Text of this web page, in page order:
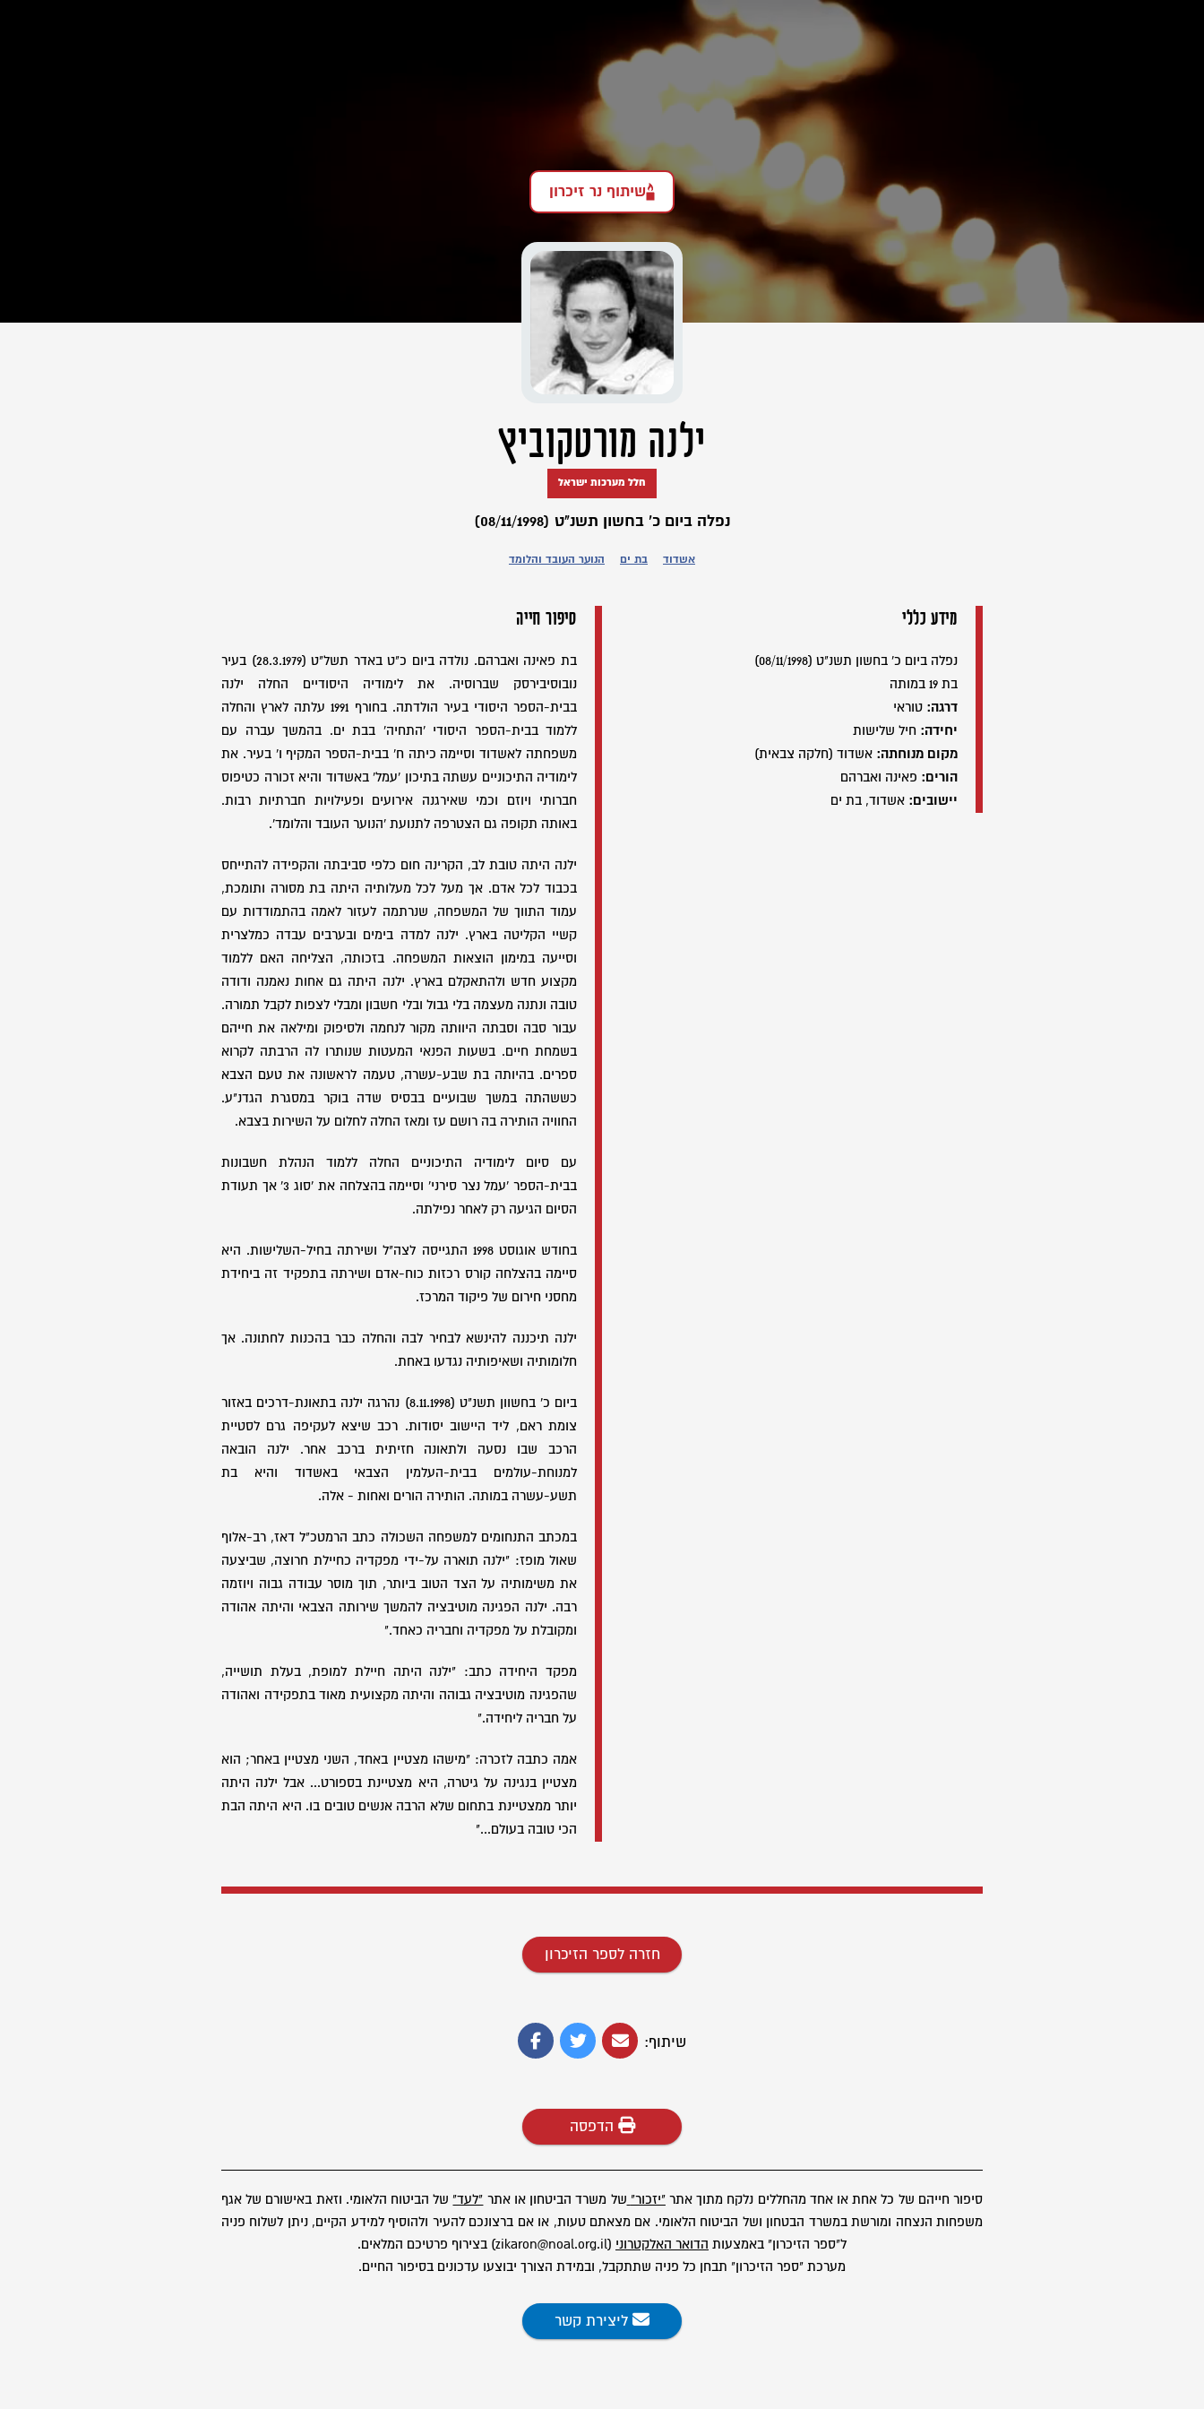
שיתוף נר זיכרון
ילנה מורטקוביץ
חלל מערכות ישראל
נפלה ביום כ' בחשון תשנ"ט (08/11/1998)
אשדוד בת ים הנוער העובד והלומד
מידע כללי
נפלה ביום כ' בחשון תשנ"ט (08/11/1998)
בת 19 במותה
דרגה: טוראי
יחידה: חיל שלישות
מקום מנוחתה: אשדוד (חלקה צבאית)
הורים: פאינה ואברהם
יישובים: אשדוד, בת ים
סיפור חייה
בת פאינה ואברהם. נולדה ביום כ"ט באדר תשל"ט (28.3.1979) בעיר
נובוסיבירסק שברוסיה. את לימודיה היסודיים החלה ילנה
בבית-הספר היסודי בעיר הולדתה. בחורף 1991 עלתה לארץ והחלה
ללמוד בבית-הספר היסודי 'התחיה' בבת ים. בהמשך עברה עם
משפחתה לאשדוד וסיימה כיתה ח' בבית-הספר המקיף ו' בעיר. את
לימודיה התיכוניים עשתה בתיכון 'עמל' באשדוד והיא זכורה כטיפוס
חברותי ויוזם וכמי שאירגנה אירועים ופעילויות חברתיות רבות.
באותה תקופה גם הצטרפה לתנועת 'הנוער העובד והלומד'.
ילנה היתה טובת לב, הקרינה חום כלפי סביבתה והקפידה להתייחס
בכבוד לכל אדם. אך מעל לכל מעלותיה היתה בת מסורה ותומכת,
עמוד התווך של המשפחה, שנרתמה לעזור לאמה בהתמודדות עם
קשיי הקליטה בארץ. ילנה למדה בימים ובערבים עבדה כמלצרית
וסייעה במימון הוצאות המשפחה. בזכותה, הצליחה האם ללמוד
מקצוע חדש ולהתאקלם בארץ. ילנה היתה גם אחות נאמנה ודודה
טובה ונתנה מעצמה בלי גבול ובלי חשבון ומבלי לצפות לקבל תמורה.
עבור סבה וסבתה היוותה מקור לנחמה ולסיפוק ומילאה את חייהם
בשמחת חיים. בשעות הפנאי המעטות שנותרו לה הרבתה לקרוא
ספרים. בהיותה בת שבע-עשרה, טעמה לראשונה את טעם הצבא
כששהתה במשך שבועיים בבסיס שדה בוקר במסגרת הגדנ"ע.
החוויה הותירה בה רושם עז ומאז החלה לחלום על השירות בצבא.
עם סיום לימודיה התיכוניים החלה ללמוד הנהלת חשבונות
בבית-הספר 'עמל נצר סירני' וסיימה בהצלחה את 'סוג 3' אך תעודת
הסיום הגיעה רק לאחר נפילתה.
בחודש אוגוסט 1998 התגייסה לצה"ל ושירתה בחיל-השלישות. היא
סיימה בהצלחה קורס רכזות כוח-אדם ושירתה בתפקיד זה ביחידת
מחסני חירום של פיקוד המרכז.
ילנה תיכננה להינשא לבחיר לבה והחלה כבר בהכנות לחתונה. אך
חלומותיה ושאיפותיה נגדעו באחת.
ביום כ' בחשוון תשנ"ט (8.11.1998) נהרגה ילנה בתאונת-דרכים באזור
צומת ראם, ליד היישוב יסודות. רכב שיצא לעקיפה גרם לסטיית
הרכב שבו נסעה ולתאונה חזיתית ברכב אחר. ילנה הובאה
למנוחת-עולמים בבית-העלמין הצבאי באשדוד והיא בת
תשע-עשרה במותה. הותירה הורים ואחות - אלה.
במכתב התנחומים למשפחה השכולה כתב הרמטכ"ל דאז, רב-אלוף
שאול מופז: "ילנה תוארה על-ידי מפקדיה כחיילת חרוצה, שביצעה
את משימותיה על הצד הטוב ביותר, תוך מוסר עבודה גבוה ויוזמה
רבה. ילנה הפגינה מוטיבציה להמשך שירותה הצבאי והיתה אהודה
ומקובלת על מפקדיה וחבריה כאחד."
מפקד היחידה כתב: "ילנה היתה חיילת למופת, בעלת תושייה,
שהפגינה מוטיבציה גבוהה והיתה מקצועית מאוד בתפקידה ואהודה
על חבריה ליחידה."
אמה כתבה לזכרה: "מישהו מצטיין באחד, השני מצטיין באחר; הוא
מצטיין בנגינה על גיטרה, היא מצטיינת בספורט... אבל ילנה היתה
יותר ממצטיינת בתחום שלא הרבה אנשים טובים בו. היא היתה הבת
הכי טובה בעולם..."
חזרה לספר הזיכרון
שיתוף:
הדפסה
סיפור חייהם של כל אחת או אחד מהחללים נלקח מתוך אתר"יזכור" של משרד הביטחון או אתר "לעד"של הביטוח הלאומי. וזאת באישורם של אגף
משפחות הנצחה ומורשת במשרד הבטחון ושל הביטוח הלאומי. אם מצאתם טעות, או אם ברצונכם להעיר ולהוסיף למידע הקיים, ניתן לשלוח פניה
ל"ספר הזיכרון" באמצעות הדואר האלקטרוני (zikaron@noal.org.il) בצירוף פרטיכם המלאים.
מערכת "ספר הזיכרון" תבחן כל פניה שתתקבל, ובמידת הצורך יבוצעו עדכונים בסיפור החיים.
ליצירת קשר